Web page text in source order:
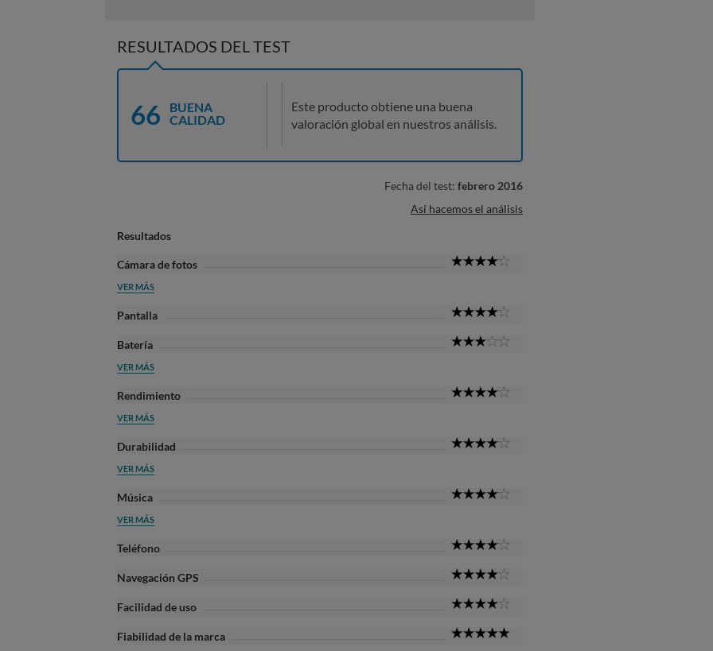
RESULTADOS DEL TEST
66
BUENA
CALIDAD
Este producto obtiene una buena
valoración global en nuestros análisis.
Fecha del test: febrero 2016
Así hacemos el análisis
Resultados
Cámara de fotos
VER MÁS
Pantalla
Batería
VER MÁS
Rendimiento
VER MÁS
Durabilidad
VER MÁS
Música
VER MÁS
Teléfono
Navegación GPS
Facilidad de uso
Fiabilidad de la marca